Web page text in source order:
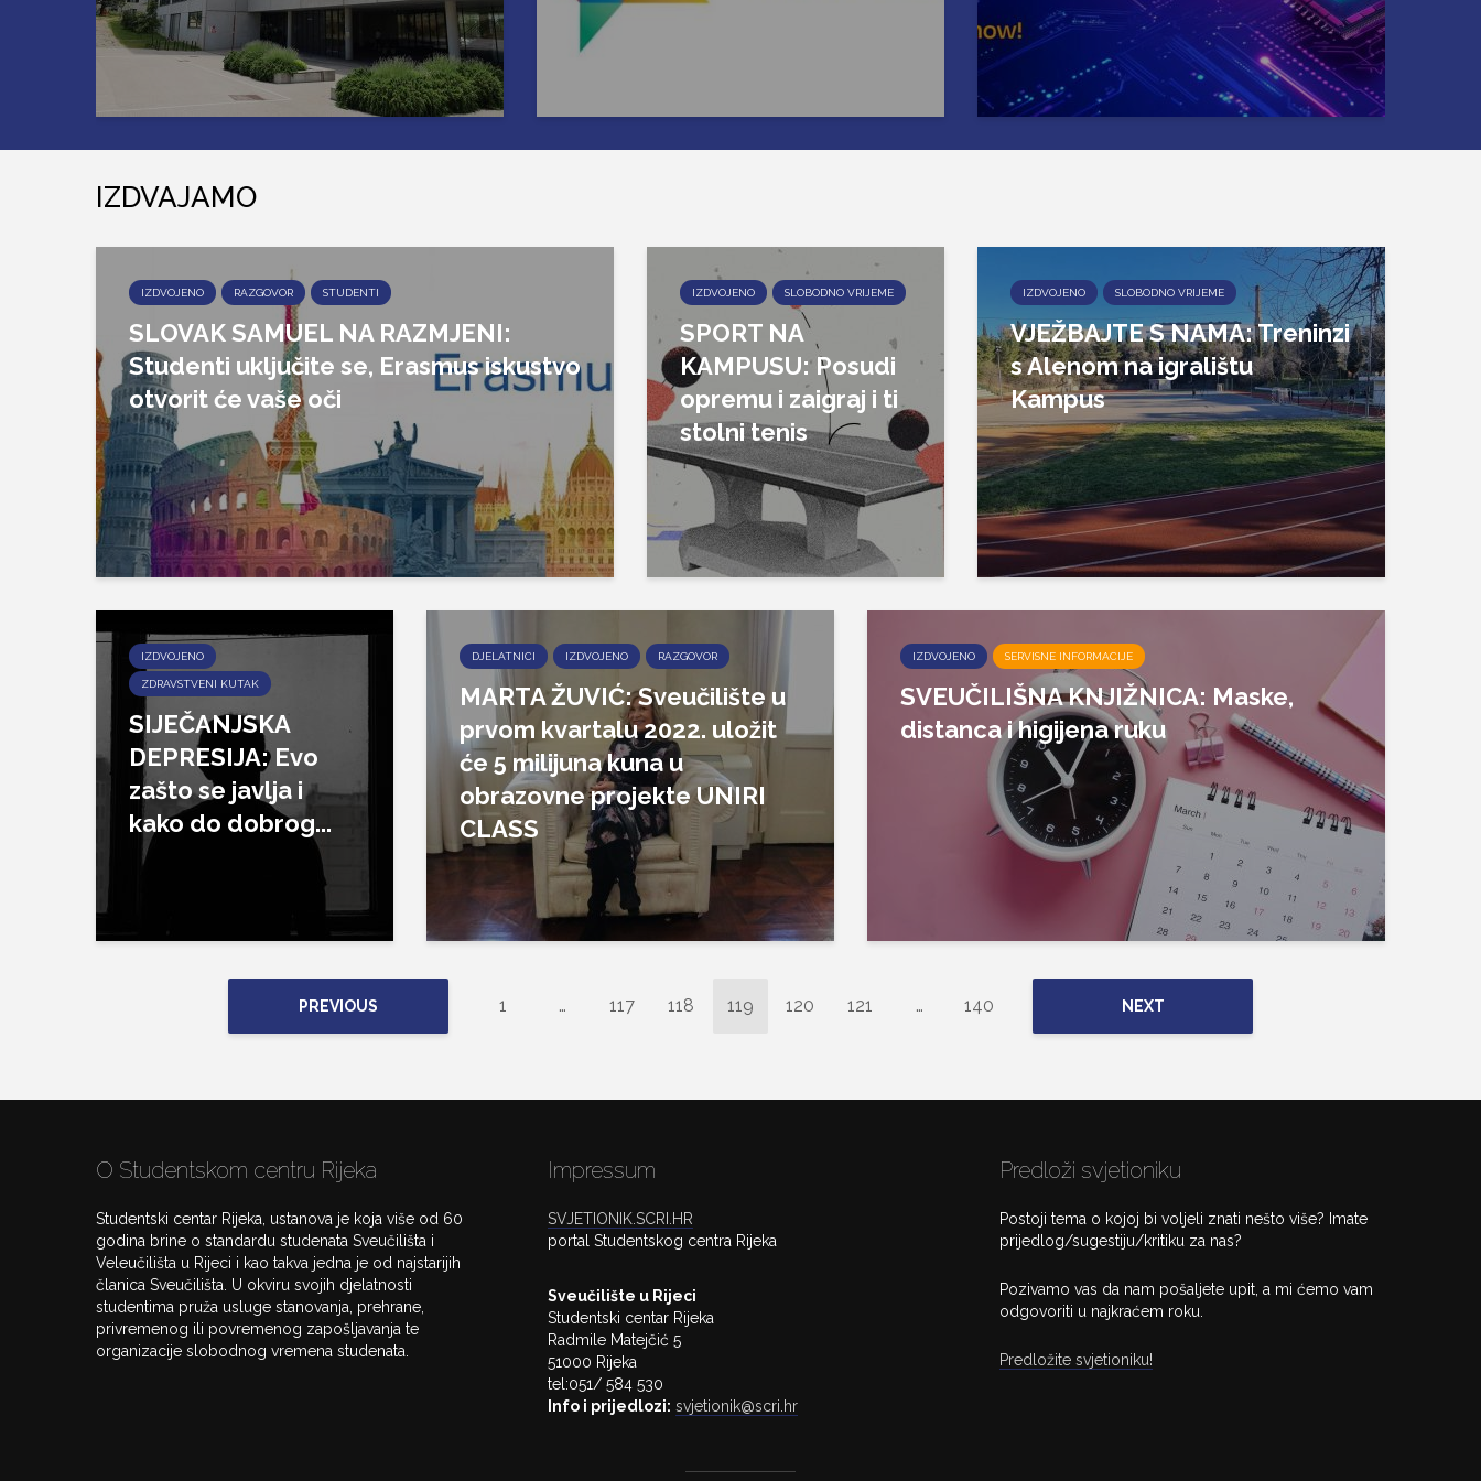
IZDVAJAMO
IZDVOJENO RAZGOVOR STUDENTI
SLOVAK SAMUEL NA RAZMJENI:
Studenti uključite se, Erasmus iskustvo
otvorit će vaše oči
IZDVOJENO SLOBODNO VRIJEME
SPORT NA
KAMPUSU: Posudi
opremu i zaigraj i ti
stolni tenis
IZDVOJENO SLOBODNO VRIJEME
VJEŽBAJTE S NAMA: Treninzi
s Alenom na igralištu
Kampus
IZDVOJENO
ZDRAVSTVENI KUTAK
SIJEČANJSKA
DEPRESIJA: Evo
zašto se javlja i
kako do dobrog...
DJELATNICI IZDVOJENO RAZGOVOR
MARTA ŽUVIĆ: Sveučilište u
prvom kvartalu 2022. uložit
će 5 milijuna kuna u
obrazovne projekte UNIRI
CLASS
IZDVOJENO SERVISNE INFORMACIJE
SVEUČILIŠNA KNJIŽNICA: Maske,
distanca i higijena ruku
PREVIOUS 1 … 117 118 119 120 121 … 140 NEXT
O Studentskom centru Rijeka
Studentski centar Rijeka, ustanova je koja više od 60
godina brine o standardu studenata Sveučilišta i
Veleučilišta u Rijeci i kao takva jedna je od najstarijih
članica Sveučilišta. U okviru svojih djelatnosti
studentima pruža usluge stanovanja, prehrane,
privremenog ili povremenog zapošljavanja te
organizacije slobodnog vremena studenata.
Impressum
SVJETIONIK.SCRI.HR
portal Studentskog centra Rijeka
Sveučilište u Rijeci
Studentski centar Rijeka
Radmile Matejčić 5
51000 Rijeka
tel:051/ 584 530
Info i prijedlozi: svjetionik@scri.hr
Predloži svjetioniku
Postoji tema o kojoj bi voljeli znati nešto više? Imate
prijedlog/sugestiju/kritiku za nas?
Pozivamo vas da nam pošaljete upit, a mi ćemo vam
odgovoriti u najkraćem roku.
Predložite svjetioniku!